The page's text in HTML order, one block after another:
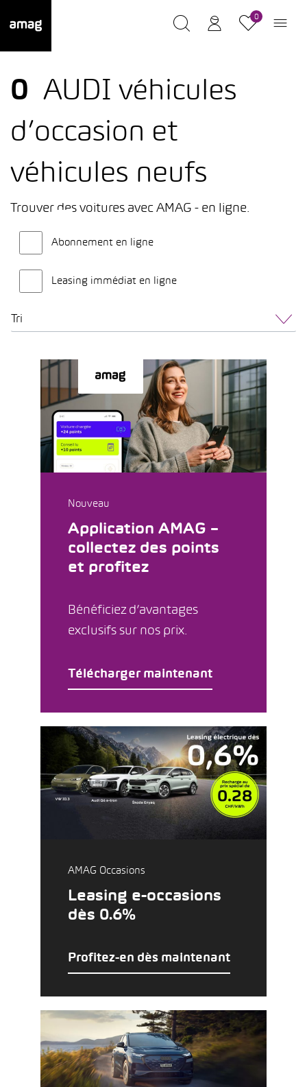
0
0 AUDI véhicules
d’occasion et
véhicules neufs
Trouver des voitures avec AMAG - en ligne.
Abonnement en ligne
Leasing immédiat en ligne
Tri
Nouveau
Application AMAG –
collectez des points
et profitez
Bénéficiez d’avantages
exclusifs sur nos prix.
Télécharger maintenant
AMAG Occasions
Leasing e-occasions
dès 0.6%
Profitez-en dès maintenant